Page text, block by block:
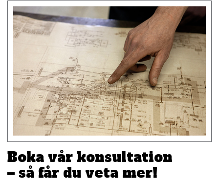
Boka vår konsultation
– så får du veta mer!